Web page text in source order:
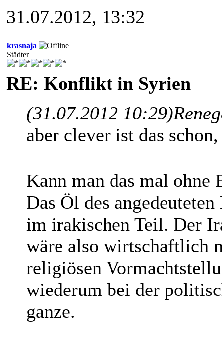
31.07.2012, 13:32
krasnaja
Städter
RE: Konflikt in Syrien
(31.07.2012 10:29)
aber clever ist das
Kann man das mal ohne
Das Öl des
im irakischen Teil. Der
wäre also wirtschaftlich
religiösen
wiederum bei der
ganze.